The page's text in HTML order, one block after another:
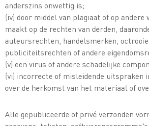
anderszins onwettig is;
(iv) door middel van plagiaat of op andere
maakt op de rechten van derden,
auteursrechten, handelsmerken,
publiciteitsrechten of andere
(v) een virus of andere schadelijke
(vi) incorrecte of misleidende uitspraken
over de herkomst van het materiaal of
Alle gepubliceerde of privé verzonden